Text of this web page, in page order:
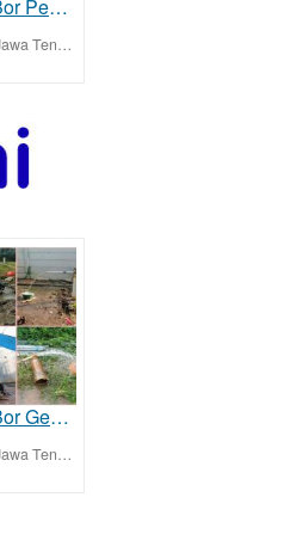
Jasa Sumur Bor Pedurungan dan Biaya Jasa Buat Sumur Bor
Kota Semarang (Jawa Tengah)
Jasa Sumur Bor Genuk dan Biaya Jasa Buat Sumur Bor
Kota Semarang (Jawa Tengah)